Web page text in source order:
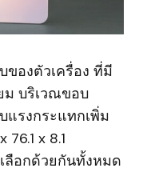
ของตัวเครื่อง ที่มี
ม บริเวณขอบ
แรงกระแทกเพิ่ม
x 8.1
ลือกด้วยกันทั้งหมด